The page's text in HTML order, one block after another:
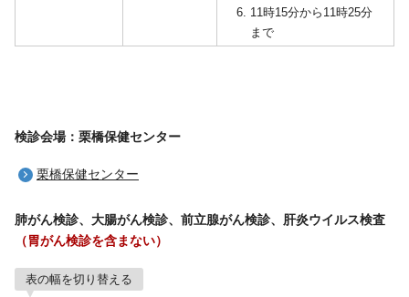
11時15分から11時25分
まで
検診会場：栗橋保健センター
栗橋保健センター
肺がん検診、大腸がん検診、前立腺がん検診、肝炎ウイルス検査
（胃がん検診を含まない）
表の幅を切り替える